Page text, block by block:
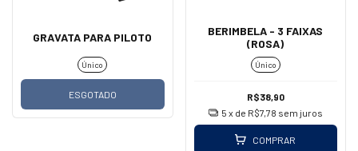
GRAVATA PARA PILOTO
Único
ESGOTADO
BERIMBELA - 3 FAIXAS
(ROSA)
Único
R$38,90
5 x de R$7,78 sem juros
COMPRAR